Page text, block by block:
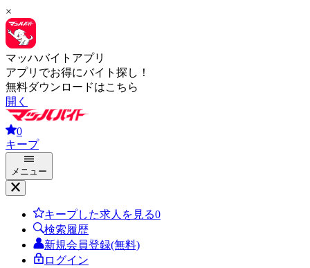
×
マッハバイトアプリ
アプリでお得にバイト探し！
無料ダウンロードはこちら
開く
0
キープ
メニュー
キープした求人を見る0
検索履歴
新規会員登録(無料)
ログイン